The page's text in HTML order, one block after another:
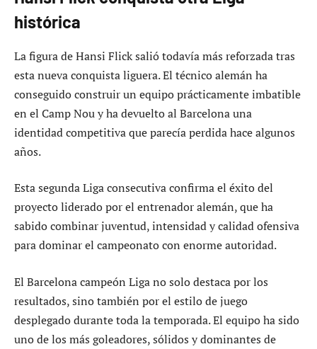
histórica
La figura de Hansi Flick salió todavía más reforzada tras
esta nueva conquista liguera. El técnico alemán ha
conseguido construir un equipo prácticamente imbatible
en el Camp Nou y ha devuelto al Barcelona una
identidad competitiva que parecía perdida hace algunos
años.
Esta segunda Liga consecutiva confirma el éxito del
proyecto liderado por el entrenador alemán, que ha
sabido combinar juventud, intensidad y calidad ofensiva
para dominar el campeonato con enorme autoridad.
El Barcelona campeón Liga no solo destaca por los
resultados, sino también por el estilo de juego
desplegado durante toda la temporada. El equipo ha sido
uno de los más goleadores, sólidos y dominantes de